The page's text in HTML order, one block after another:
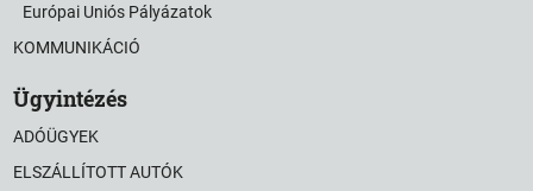
Európai Uniós Pályázatok
KOMMUNIKÁCIÓ
Ügyintézés
ADÓÜGYEK
ELSZÁLLÍTOTT AUTÓK